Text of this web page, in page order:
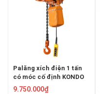
Palăng xích điện 1 tấn
có móc cố định KONDO
HHBB01-01
9.750.000₫